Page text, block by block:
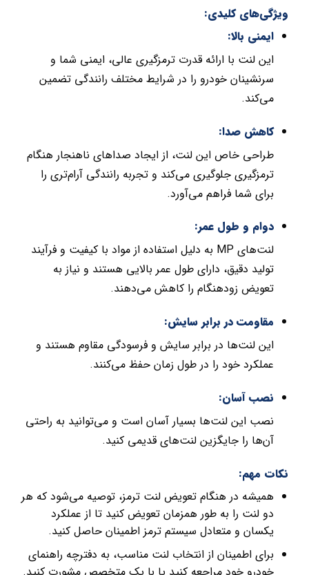
ویژگی‌های کلیدی:
ایمنی بالا:
این لنت با ارائه قدرت ترمزگیری عالی، ایمنی شما و
سرنشینان خودرو را در شرایط مختلف رانندگی تضمین
می‌کند.
کاهش صدا:
طراحی خاص این لنت، از ایجاد صداهای ناهنجار هنگام
ترمزگیری جلوگیری می‌کند و تجربه رانندگی آرام‌تری را
برای شما فراهم می‌آورد.
دوام و طول عمر:
لنت‌های MP به دلیل استفاده از مواد با کیفیت و فرآیند
تولید دقیق، دارای طول عمر بالایی هستند و نیاز به
تعویض زودهنگام را کاهش می‌دهند.
مقاومت در برابر سایش:
این لنت‌ها در برابر سایش و فرسودگی مقاوم هستند و
عملکرد خود را در طول زمان حفظ می‌کنند.
نصب آسان:
نصب این لنت‌ها بسیار آسان است و می‌توانید به راحتی
آن‌ها را جایگزین لنت‌های قدیمی کنید.
نکات مهم:
همیشه در هنگام تعویض لنت ترمز، توصیه می‌شود که هر
دو لنت را به طور همزمان تعویض کنید تا از عملکرد
یکسان و متعادل سیستم ترمز اطمینان حاصل کنید.
برای اطمینان از انتخاب لنت مناسب، به دفترچه راهنمای